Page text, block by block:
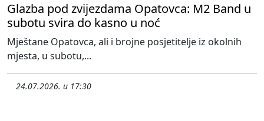
Glazba pod zvijezdama Opatovca: M2 Band u
subotu svira do kasno u noć
Mještane Opatovca, ali i brojne posjetitelje iz okolnih
mjesta, u subotu,...
24.07.2026. u 17:30